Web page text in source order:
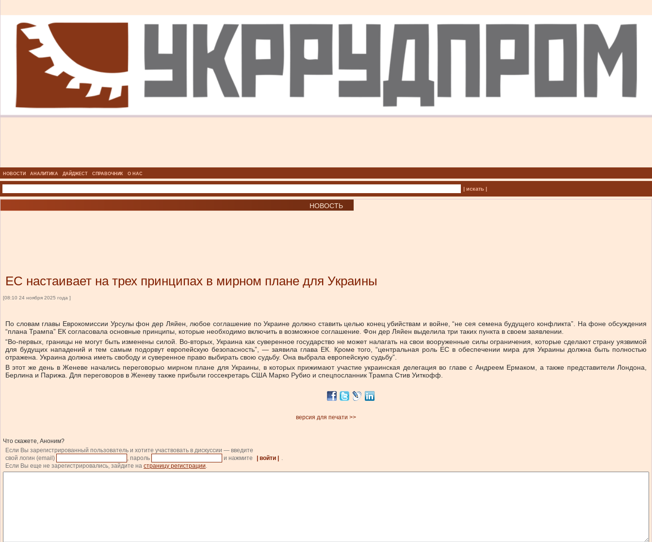
НОВОСТИ АНАЛИТИКА ДАЙДЖЕСТ СПРАВОЧНИК О НАС
| искать |
НОВОСТЬ
ЕС настаивает на трех принципах в мирном плане для Украины
[08:10 24 ноября 2025 года ]
По словам главы Еврокомиссии Урсулы фон дер Ляйен, любое соглашение по Украине должно ставить целью конец убийствам и войне, “не сея семена будущего конфликта”. На фоне обсуждения
“плана Трампа” ЕК согласовала основные принципы, которые необходимо включить в возможное соглашение. Фон дер Ляйен выделила три таких пункта в своем заявлении.
“Во-первых, границы не могут быть изменены силой. Во-вторых, Украина как суверенное государство не может налагать на свои вооруженные силы ограничения, которые сделают страну уязвимой
для будущих нападений и тем самым подорвут европейскую безопасность”, — заявила глава ЕК. Кроме того, “центральная роль ЕС в обеспечении мира для Украины должна быть полностью
отражена. Украина должна иметь свободу и суверенное право выбирать свою судьбу. Она выбрала европейскую судьбу”.
В этот же день в Женеве начались переговорыо мирном плане для Украины, в которых прижимают участие украинская делегация во главе с Андреем Ермаком, а также представители Лондона,
Берлина и Парижа. Для переговоров в Женеву также прибыли госсекретарь США Марко Рубио и спецпосланник Трампа Стив Уиткофф.
версия для печати >>
Что скажете, Аноним?
Если Вы зарегистрированный пользователь и хотите участвовать в дискуссии — введите
свой логин (email)
, пароль и нажмите | войти |
.
Если Вы еще не зарегистрировались, зайдите на страницу регистрации.